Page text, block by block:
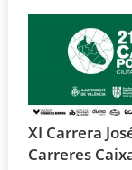
XI Carrera
Carreres